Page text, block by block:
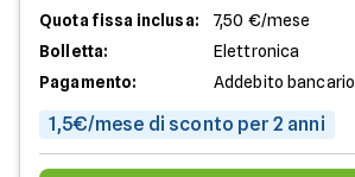
Quota fissa inclusa:
7,50 €/mese
Bolletta:
Elettronica
Pagamento:
Addebito bancario
1,5€/mese di sconto per 2 anni